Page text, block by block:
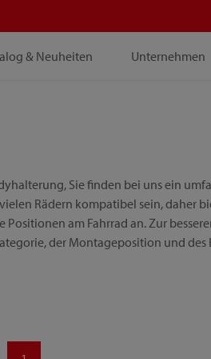
& Neuheiten Unternehmen
Sie finden bei uns ein
Rädern kompatibel sein, daher
am Fahrrad an. Zur
der Montageposition und des